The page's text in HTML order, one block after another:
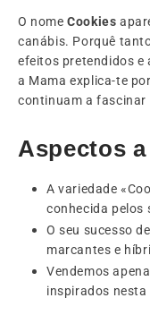
O nomeCookies
canábis. Porquê
efeitos pretendidos
a Mama explica-te
continuam a fascinar
Aspectos
A variedade
conhecida pelos
O seu sucesso
marcantes e
Vendemos
inspirados nesta